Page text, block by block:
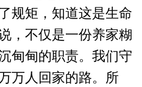
规矩，知道这是生命
，不仅是一份养家糊
甸甸的职责。我们守
万人回家的路。所